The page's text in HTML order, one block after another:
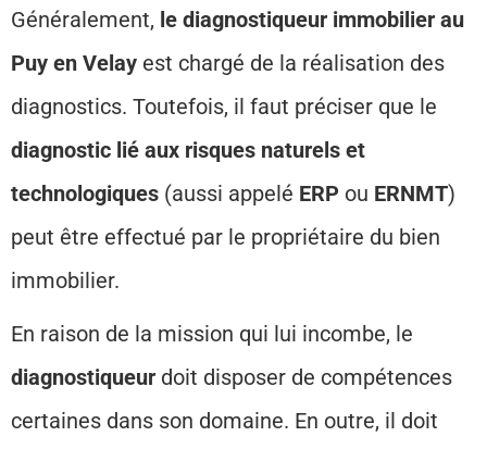
Généralement, le diagnostiqueur immobilier au
Puy en Velay est chargé de la réalisation des
diagnostics. Toutefois, il faut préciser que le
diagnostic lié aux risques naturels et
technologiques (aussi appelé ERP ou ERNMT)
peut être effectué par le propriétaire du bien
immobilier.
En raison de la mission qui lui incombe, le
diagnostiqueur doit disposer de compétences
certaines dans son domaine. En outre, il doit